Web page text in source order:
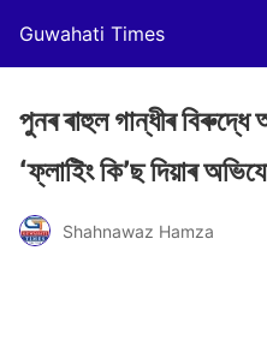
Guwahati Times
পুনৰ ৰাহুল গান্ধীৰ
‘ফ্লাইিং কি’ছ দিয়াৰ
Shahnawaz Hamza